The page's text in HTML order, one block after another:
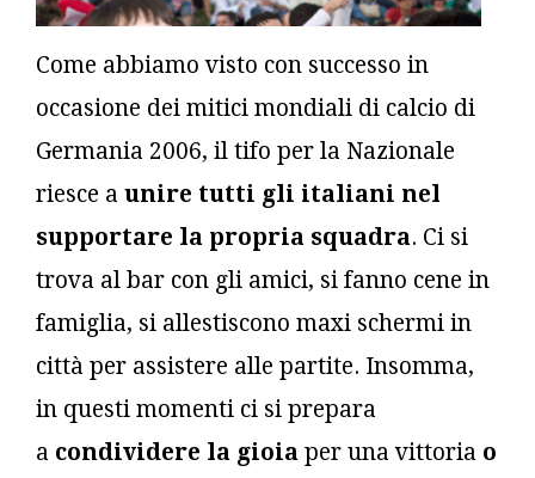
Come abbiamo visto con successo in
occasione dei mitici mondiali di calcio di
Germania 2006, il tifo per la Nazionale
riesce a unire tutti gli italiani nel
supportare la propria squadra. Ci si
trova al bar con gli amici, si fanno cene in
famiglia, si allestiscono maxi schermi in
città per assistere alle partite. Insomma,
in questi momenti ci si prepara
a condividere la gioia per una vittoria o